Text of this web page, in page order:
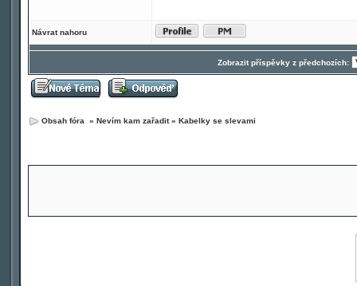
Návrat nahoru
Zobrazit příspěvky z předchozích:
Obsah fóra » Nevím kam zařadit» Kabelky se slevami